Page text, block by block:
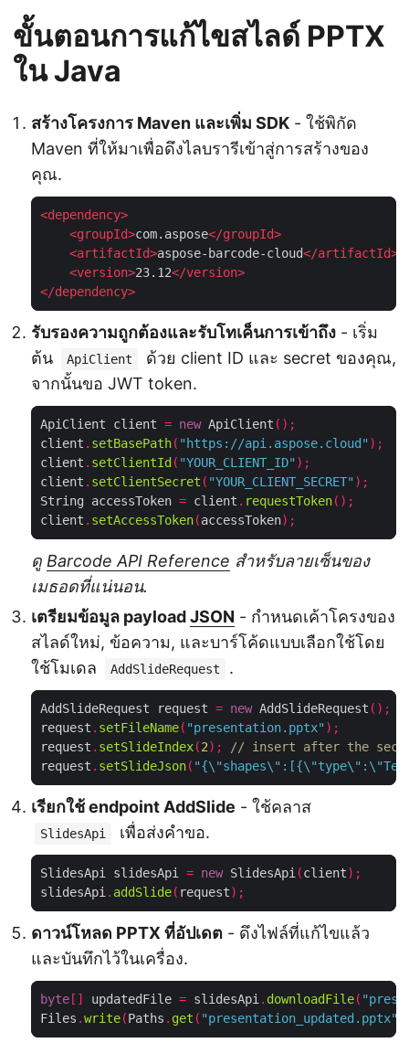
ขั้นตอนการแก้ไขสไลด์ PPTX
ใน Java
สร้างโครงการ Maven และเพิ่ม SDK - ใช้พิกัด
Maven ที่ให้มาเพื่อดึงไลบรารีเข้าสู่การสร้างของ
คุณ.
<dependency>
<groupId>com.aspose</groupId>
<artifactId>aspose-barcode-cloud</artifactId>
<version>23.12</version>
</dependency>
รับรองความถูกต้องและรับโทเค็นการเข้าถึง - เริ่ม
ต้น
ApiClient
ด้วย client ID และ secret ของคุณ,
จากนั้นขอ JWT token.
ApiClient client = new ApiClient ();
client . setBasePath( "https://api.aspose.cloud" );
client . setClientId ( "YOUR_CLIENT_ID" );
client . setClientSecret ( "YOUR_CLIENT_SECRET" );
String accessToken = client . requestToken();
client . setAccessToken(accessToken);
ดู Barcode API Reference สำหรับลายเซ็นของ
เมธอดที่แน่นอน.
เตรียมข้อมูล payloadJSON - กำหนดเค้าโครงของ
สไลด์ใหม่, ข้อความ, และบาร์โค้ดแบบเลือกใช้โดย
ใช้โมเดล
AddSlideRequest .
AddSlideRequest request = new AddSlideRequest ();
request . setFileName( "presentation.pptx" );
request . setSlideIndex(2);
// insert after the
request . setSlideJson(
เรียกใช้ endpoint AddSlide - ใช้คลาส
SlidesApi เพื่อส่งคำขอ.
SlidesApi slidesApi = new SlidesApi (client);
slidesApi . addSlide( request);
ดาวน์โหลด PPTX ที่อัปเดต - ดึงไฟล์ที่แก้ไขแล้ว
และบันทึกไว้ในเครื่อง.
byte [] updatedFile = slidesApi . downloadFile(
Files .write(Paths . get ( "presentation_updated.pptx"